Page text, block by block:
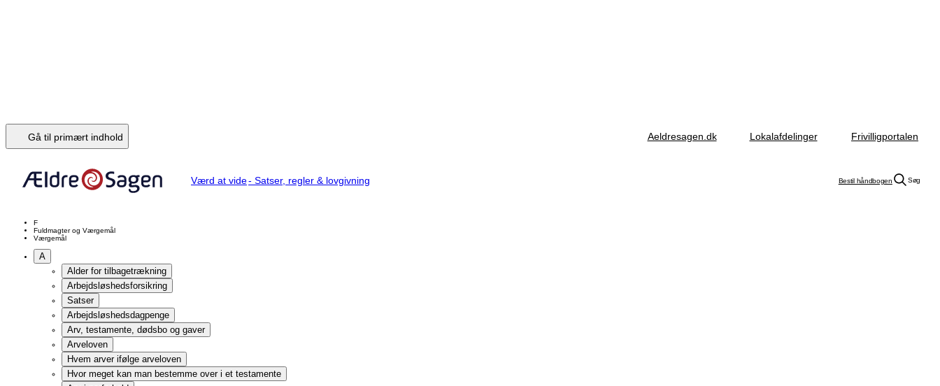
Dødsanmeldelse
Skifteretten
Afdøde havde bopæl i udlandet
Boafgift
Gaver
B
Begravelse
Begravelse og bisættelse mv.
Offentlig begravelseshjælp
Privat begravelseshjælp
Begravelsesopsparing og ønsker
Bilstøtte
Betingelser for bilstøtte
Bilstøttens omfang og vilkår
Tilskud til kørekort